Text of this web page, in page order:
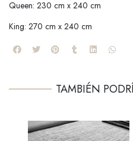
Queen: 230 cm x 240 cm
King: 270 cm x 240 cm
TAMBIÉN